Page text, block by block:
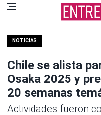
NOTICIAS
Chile se alista
Osaka 2025 y
20 semanas
Actividades fueron